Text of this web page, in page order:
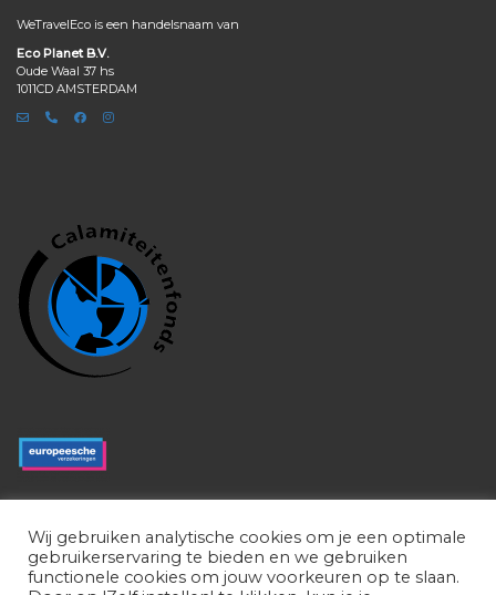
WeTravelEco is een handelsnaam van
Eco Planet B.V.
Oude Waal 37 hs
1011CD AMSTERDAM
Wij gebruiken analytische cookies om je een optimale
gebruikerservaring te bieden en we gebruiken
functionele cookies om jouw voorkeuren op te slaan.